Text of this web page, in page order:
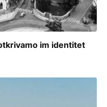
im identitet